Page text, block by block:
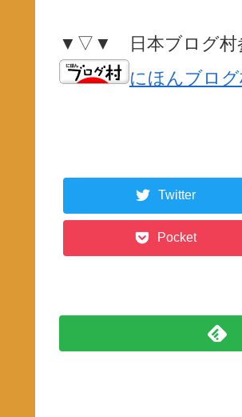
▼▽▼ 日本ブログ村
にほんブロ
Twitter
Pocket